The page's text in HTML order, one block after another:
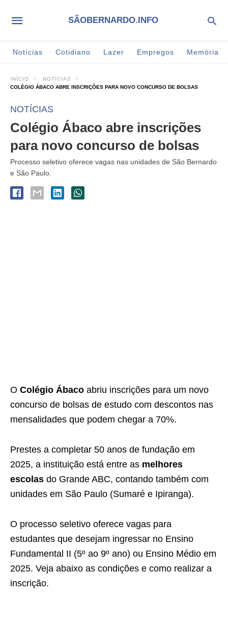
SÃOBERNARDO.INFO
Notícias Cotidiano Lazer Empregos Memória
INÍCIO
NOTÍCIAS
COLÉGIO ÁBACO ABRE INSCRIÇÕES PARA NOVO CONCURSO DE BOLSAS
NOTÍCIAS
Colégio Ábaco abre inscrições
para novo concurso de bolsas
Processo seletivo oferece vagas nas unidades de São Bernardo
e São Paulo.
O Colégio Ábaco abriu inscrições para um novo
concurso de bolsas de estudo com descontos nas
mensalidades que podem chegar a 70%.
Prestes a completar 50 anos de fundação em
2025, a instituição está entre as melhores
escolas do Grande ABC, contando também com
unidades em São Paulo (Sumaré e Ipiranga).
O processo seletivo oferece vagas para
estudantes que desejam ingressar no Ensino
Fundamental II (5º ao 9º ano) ou Ensino Médio em
2025. Veja abaixo as condições e como realizar a
inscrição.